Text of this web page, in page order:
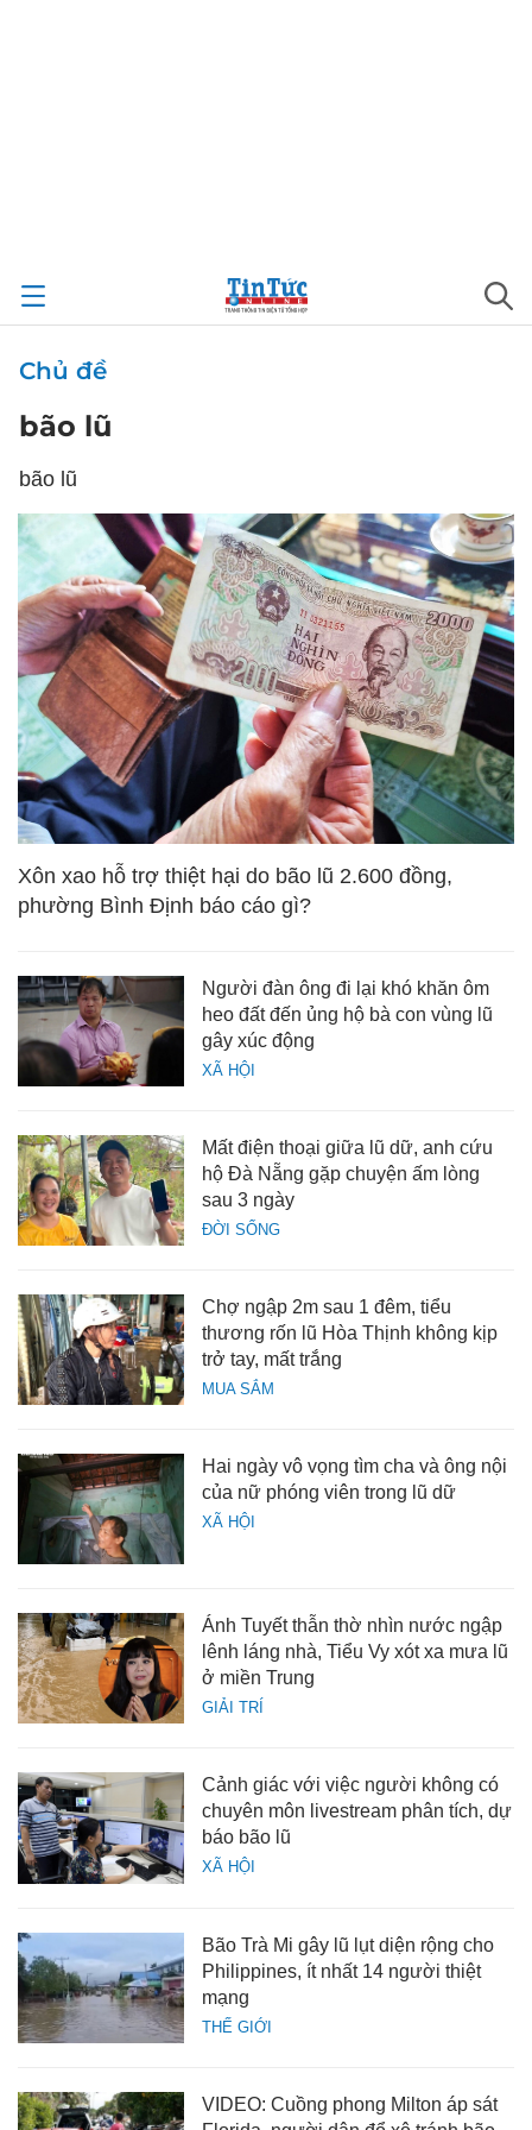
Chủ đề
bão lũ
bão lũ
Xôn xao hỗ trợ thiệt hại do bão lũ 2.600 đồng,
phường Bình Định báo cáo gì?
XÃ HỘI
Người đàn ông đi lại khó khăn ôm
heo đất đến ủng hộ bà con vùng lũ
gây xúc động
ĐỜI SỐNG
Mất điện thoại giữa lũ dữ, anh cứu
hộ Đà Nẵng gặp chuyện ấm lòng
sau 3 ngày
MUA SẮM
Chợ ngập 2m sau 1 đêm, tiểu
thương rốn lũ Hòa Thịnh không kịp
trở tay, mất trắng
XÃ HỘI
Hai ngày vô vọng tìm cha và ông nội
của nữ phóng viên trong lũ dữ
GIẢI TRÍ
Ánh Tuyết thẫn thờ nhìn nước ngập
lênh láng nhà, Tiểu Vy xót xa mưa lũ
ở miền Trung
XÃ HỘI
Cảnh giác với việc người không có
chuyên môn livestream phân tích, dự
báo bão lũ
THẾ GIỚI
Bão Trà Mi gây lũ lụt diện rộng cho
Philippines, ít nhất 14 người thiệt
mạng
VIDEO: Cuồng phong Milton áp sát